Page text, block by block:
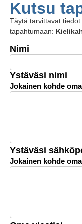
Kutsu
Täytä tarvittavat
tapahtumaan:
Nimi
Ystäväsi nimi
Jokainen kohde
Ystäväsi
Jokainen kohde